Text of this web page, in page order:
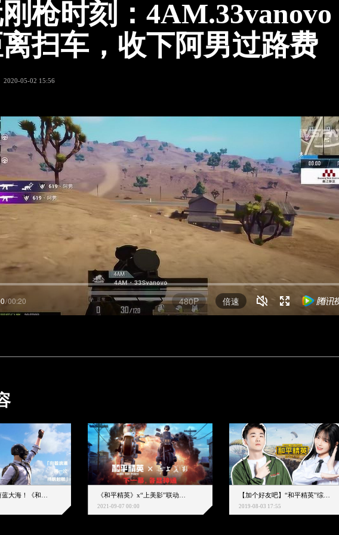
枪时刻：4AM.33vanovo
扫车，收下阿男过路费
2020-05-02 15:56
/00:20 480P 倍速
2021-09-07 00:00
【加个好友吧】“和平精英”综艺首秀！12位人气主播落地刚枪谁能带队吃鸡
2019-08-03 17:55